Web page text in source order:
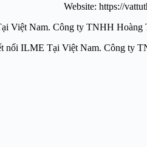
Website: https://
Việt Nam. Công ty TNHH Hoàng
Thiết bị kết nối ILME